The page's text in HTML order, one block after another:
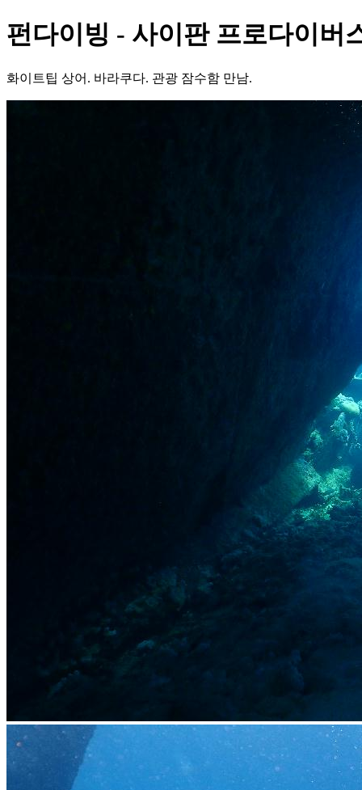
펀다이빙 - 사이판 프로다이버
화이트팁 상어. 바라쿠다. 관광 잠수함 만남.